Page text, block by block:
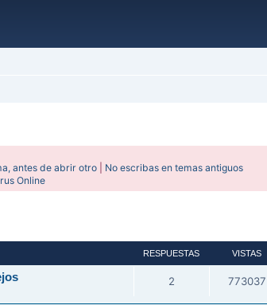
antes de abrir otro
No escribas en temas antiguos
Online
RESPUESTAS VISTAS
2 773037